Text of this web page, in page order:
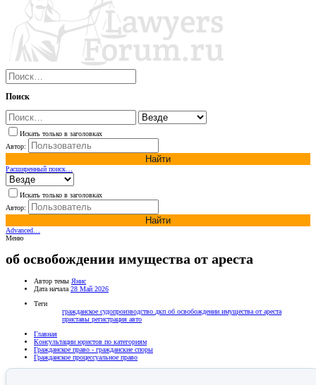
Поиск
Искать только в заголовках
Автор:
Найти
Расширенный поиск…
Искать только в заголовках
Автор:
Найти
Advanced…
Меню
об освобождении имущества от ареста
Автор темы Янис
Дата начала 28 Май 2026
Теги
гражданское судопроизводство дкп об освобождении имущества от ареста
приставы регистрация авто
Главная
Консультации юристов по категориям
Гражданское право - гражданские споры
Гражданское процессуальное право